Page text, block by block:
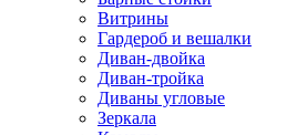
Витрины
Гардероб и вешалки
Диван-двойка
Диван-тройка
Диваны угловые
Зеркала